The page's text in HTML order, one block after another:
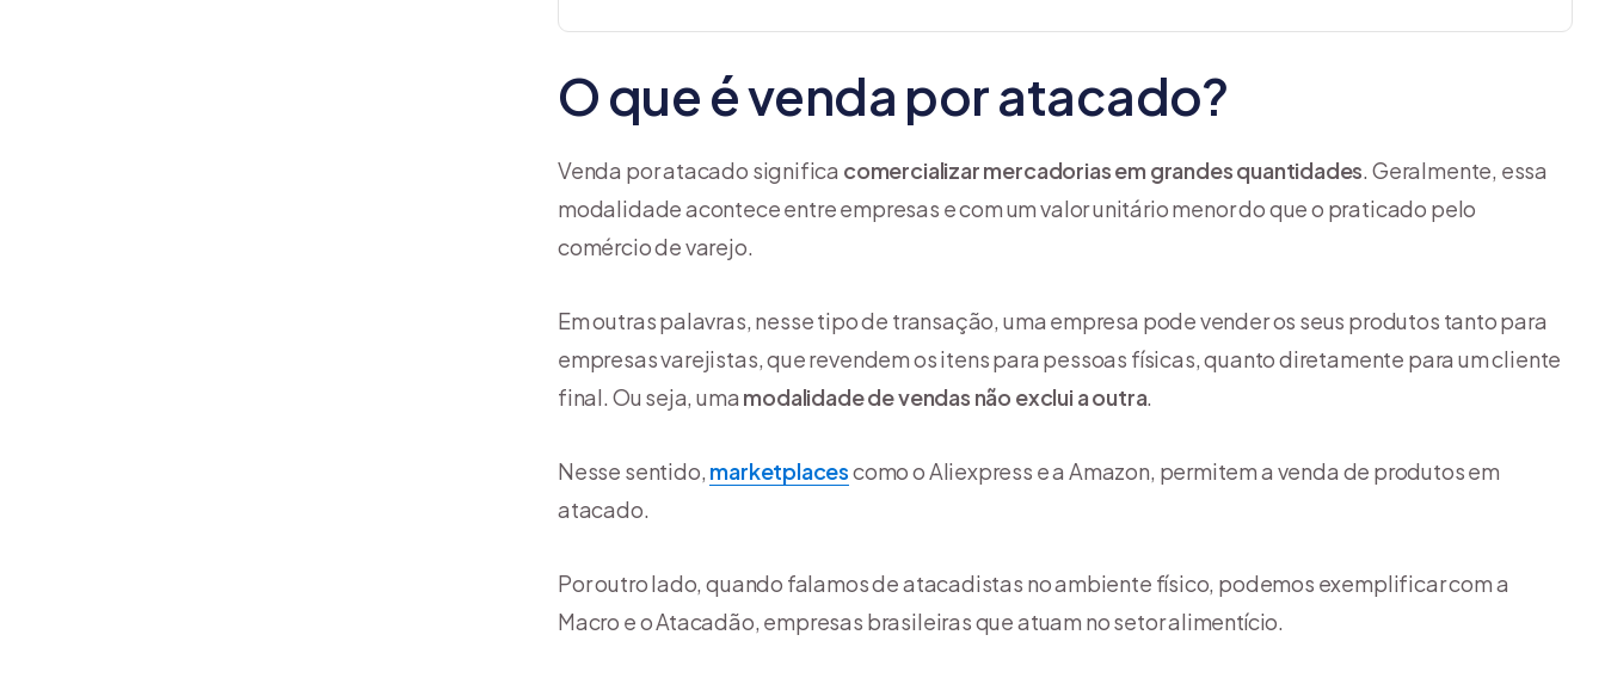
O que é venda por atacado?
Venda por atacado significa comercializar mercadorias em grandes quantidades. Geralmente, essa
modalidade acontece entre empresas e com um valor unitário menor do que o praticado pelo
comércio de varejo.
Em outras palavras, nesse tipo de transação, uma empresa pode vender os seus produtos tanto para
empresas varejistas, que revendem os itens para pessoas físicas, quanto diretamente para um cliente
final. Ou seja, uma modalidade de vendas não exclui a outra.
Nesse sentido, marketplacescomo o Aliexpress e a Amazon, permitem a venda de produtos em
atacado.
Por outro lado, quando falamos de atacadistas no ambiente físico, podemos exemplificar com a
Macro e o Atacadão, empresas brasileiras que atuam no setor alimentício.